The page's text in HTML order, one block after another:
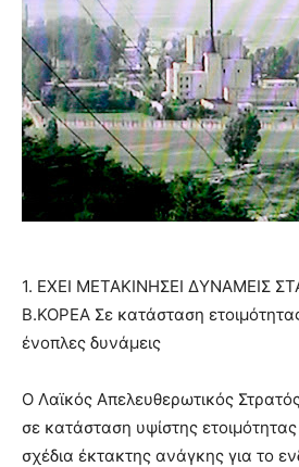
1. ΕΧΕΙ ΜΕΤΑΚΙΝΗΣΕΙ ΔΥΝΑΜΕΙΣ
Β.ΚΟΡΕΑ Σε κατάσταση ετοιμότητας
ένοπλες δυνάμεις
Ο Λαϊκός Απελευθερωτικός Στρατός
σε κατάσταση υψίστης
σχέδια έκτακτης ανάγκης για το